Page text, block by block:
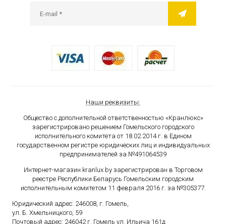
Наши реквизиты:
Общество с дополнительной ответственностью «Кранлюкс»
зарегистрировано решением Гомельского городского
исполнительного комитета от 18.02.2014 г. в Едином
государственном регистре юридических лиц и индивидуальных
предпринимателей за №491064539
Интернет-магазин kranlux.by зарегистрирован в Торговом
реестре Республики Беларусь Гомельским городским
исполнительным комитетом 11 февраля 2016 г. за №305377.
Юридический адрес: 246008, г. Гомель,
ул. Б. Хмельницкого, 59
Почтовый адрес: 246042 г. Гомель ул. Ильича 161д